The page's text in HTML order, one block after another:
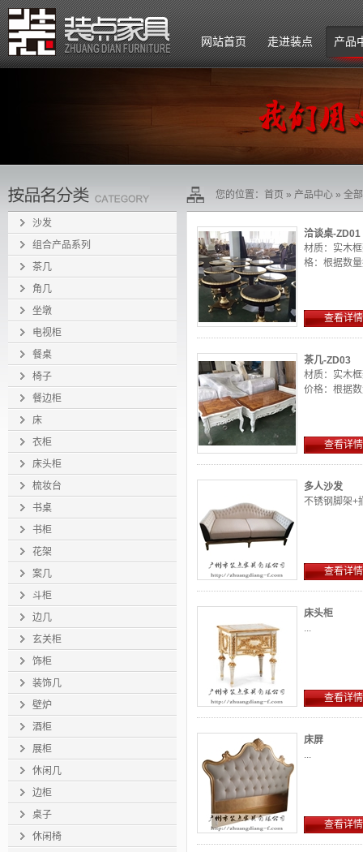
网站首页 走进装点
企业文化
组织架构
产品
沙发
组合产品系列
茶几
角几
坐墩
电视柜
餐桌
椅子
餐边柜
床
衣柜
床头柜
梳妆台
书桌
书柜
花架
案几
斗柜
边几
玄关柜
饰柜
装饰几
壁炉
酒柜
展柜
休闲几
边柜
桌子
休闲椅
您的位置： 首页 » 产品中心 » 全
洽谈桌-ZD01
材质：实木
格：根据数
查看详情
茶几-ZD03
材质：实木
价格：根据
查看详情
多人沙发
不锈钢脚架+
查看详情
床头柜
...
查看详情
床屏
...
查看详情